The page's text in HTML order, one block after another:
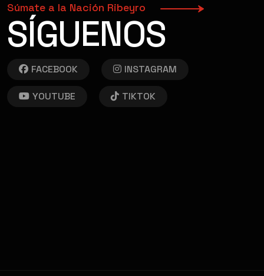
Súmate a la Nación Ribeyro
SÍGUENOS
FACEBOOK INSTAGRAM
YOUTUBE TIKTOK